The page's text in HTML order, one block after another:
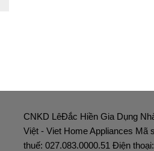
CNKD LêĐắc Hiền Gia Dụng
Việt - Viet Home Appliances Mã
thuế: 027.083.0000.51 Điện thoại: